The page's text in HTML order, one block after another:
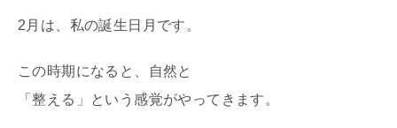
2月は、私の誕生日月です。
この時期になると、自然と
「整える」という感覚がやってきます。